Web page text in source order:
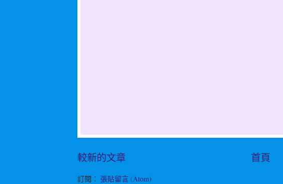
較新的文章 首頁
訂閱： 張貼留言 (Atom)